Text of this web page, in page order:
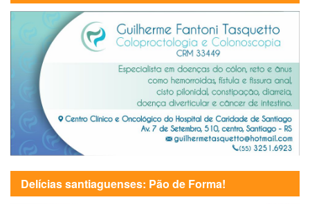
Delícias santiaguenses: Pão de Forma!